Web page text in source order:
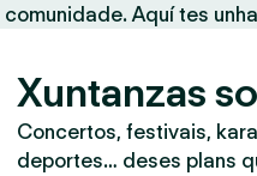
Aquí tes
Xuntanzas
Concertos, festivais,
deportes… deses plans